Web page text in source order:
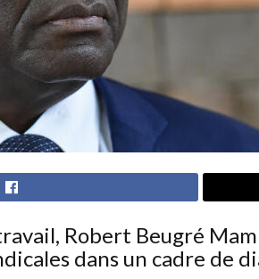
Robert Beugré
dans un cadre de